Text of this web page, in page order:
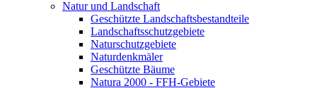
Natur und Landschaft
Geschützte Landschaftsbestandteile
Landschaftsschutzgebiete
Naturschutzgebiete
Naturdenkmäler
Geschützte Bäume
Natura 2000 - FFH-Gebiete